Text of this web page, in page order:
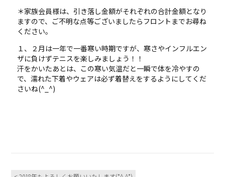
＊家族会員様は、引き落し金額がそれぞれの合計金額となり
ますので、ご不明な点等ございましたらフロントまでお尋ね
ください。
１、２月は一年で一番寒い時期ですが、寒さやインフルエン
ザに負けずテニスを楽しみましょう！！
汗をかいたあとは、この寒い気温だと一瞬で体を冷やすの
で、濡れた下着やウェアは必ず着替えをするようにしてくだ
さいね(^_^)